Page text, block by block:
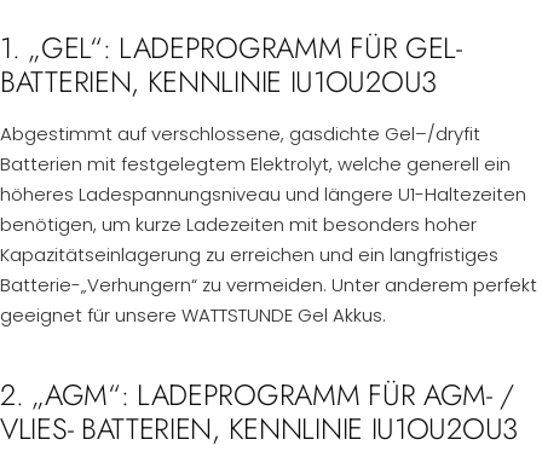
1. „GEL“: LADEPROGRAMM FÜR GEL-
BATTERIEN, KENNLINIE IU1OU2OU3
Abgestimmt auf verschlossene, gasdichte Gel–/dryfit
Batterien mit festgelegtem Elektrolyt, welche generell ein
höheres Ladespannungsniveau und längere U1-Haltezeiten
benötigen, um kurze Ladezeiten mit besonders hoher
Kapazitätseinlagerung zu erreichen und ein langfristiges
Batterie-„Verhungern“ zu vermeiden. Unter anderem perfekt
geeignet für unsere WATTSTUNDE Gel Akkus.
2. „AGM“: LADEPROGRAMM FÜR AGM- /
VLIES- BATTERIEN, KENNLINIE IU1OU2OU3